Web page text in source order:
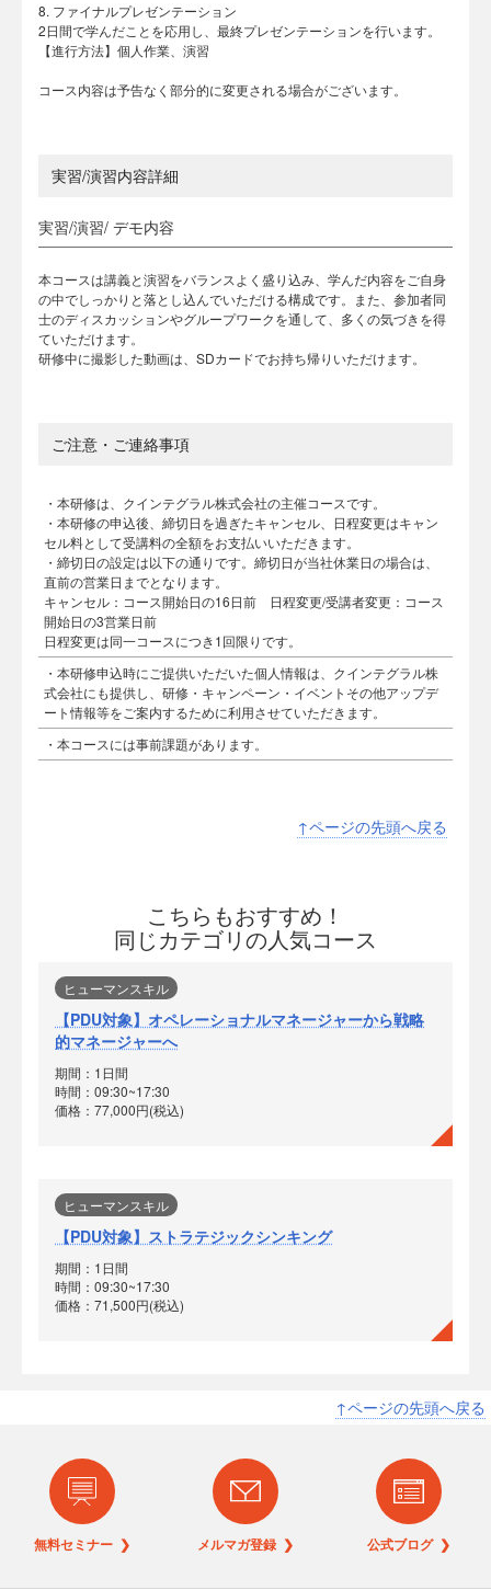
8. ファイナルプレゼンテーション
2日間で学んだことを応用し、最終プレゼンテーションを行います。
【進行方法】個人作業、演習
コース内容は予告なく部分的に変更される場合がございます。
実習/演習内容詳細
実習/演習/ デモ内容
本コースは講義と演習をバランスよく盛り込み、学んだ内容をご自身
の中でしっかりと落とし込んでいただける構成です。また、参加者同
士のディスカッションやグループワークを通して、多くの気づきを得
ていただけます。
研修中に撮影した動画は、SDカードでお持ち帰りいただけます。
ご注意・ご連絡事項
・本研修は、クインテグラル株式会社の主催コースです。
・本研修の申込後、締切日を過ぎたキャンセル、日程変更はキャン
セル料として受講料の全額をお支払いいただきます。
・締切日の設定は以下の通りです。締切日が当社休業日の場合は、
直前の営業日までとなります。
キャンセル：コース開始日の16日前 日程変更/受講者変更：コース
開始日の3営業日前
日程変更は同一コースにつき1回限りです。
・本研修申込時にご提供いただいた個人情報は、クインテグラル株
式会社にも提供し、研修・キャンペーン・イベントその他アップデ
ート情報等をご案内するために利用させていただきます。
・本コースには事前課題があります。
↑ページの先頭へ戻る
こちらもおすすめ！
同じカテゴリの人気コース
ヒューマンスキル
【PDU対象】オペレーショナルマネージャーから戦略
的マネージャーへ
期間：1日間
時間：09:30~17:30
価格：77,000円(税込)
ヒューマンスキル
【PDU対象】ストラテジックシンキング
期間：1日間
時間：09:30~17:30
価格：71,500円(税込)
↑ページの先頭へ戻る
無料セミナー ❯ メルマガ登録 ❯ 公式ブログ ❯